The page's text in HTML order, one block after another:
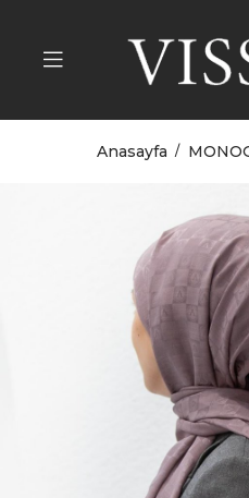
Anasayfa